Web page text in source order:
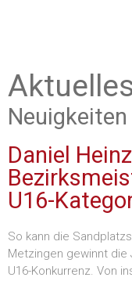
Daniel
U16-
So kann die
Metzingen gewinnt
U16-Konkurrenz. Von